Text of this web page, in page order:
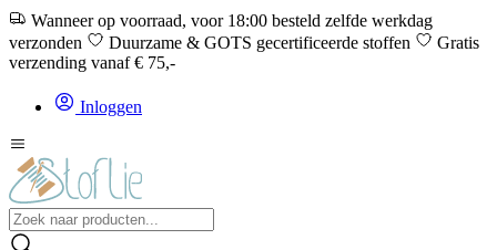
Wanneer op voorraad, voor 18:00 besteld zelfde werkdag
verzonden
Duurzame & GOTS gecertificeerde stoffen
Gratis
verzending vanaf € 75,-
Inloggen